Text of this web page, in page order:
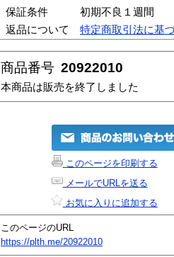
保証条件
初期不良１週間
返品について
特定商取引法に基
商品番号 20922010
本商品は販売を終了しました
このページを印刷する
メールでURLを送る
お気に入りに追加する
このページのURL
https://plth.me/20922010